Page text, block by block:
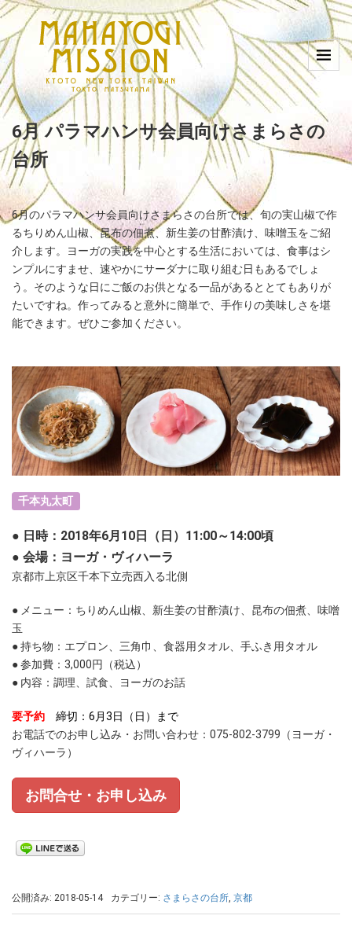
6月 パラマハンサ会員向けさまらさの
台所
6月のパラマハンサ会員向けさまらさの台所では、旬の実山椒で作
るちりめん山椒、昆布の佃煮、新生姜の甘酢漬け、味噌玉をご紹
介します。ヨーガの実践を中心とする生活においては、食事はシ
ンプルにすませ、速やかにサーダナに取り組む日もあるでしょ
う。そのような日にご飯のお供となる一品があるととてもありが
たいですね。作ってみると意外に簡単で、手作りの美味しさを堪
能できます。ぜひご参加ください。
千本丸太町
● 日時：2018年6月10日（日）11:00～14:00頃
● 会場：ヨーガ・ヴィハーラ
京都市上京区千本下立売西入る北側
● メニュー：ちりめん山椒、新生姜の甘酢漬け、昆布の佃煮、味噌
玉
● 持ち物：エプロン、三角巾、食器用タオル、手ふき用タオル
● 参加費：3,000円
（税込）
● 内容：調理、試食、ヨーガのお話
要予約 締切：6月3日（日）まで
お電話でのお申し込み・お問い合わせ：075-802-3799（ヨーガ・
ヴィハーラ）
お問合せ・お申し込み
公開済み: 2018-05-14 カテゴリー: さまらさの台所, 京都